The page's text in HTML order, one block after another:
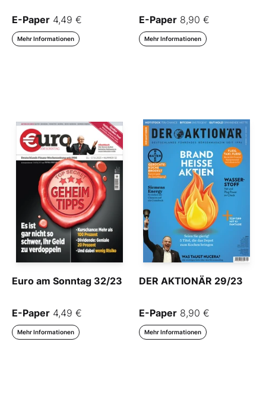
E-Paper 4,49 €
Mehr Informationen
E-Paper 8,90 €
Mehr Informationen
Euro am Sonntag 32/23
E-Paper 4,49 €
Mehr Informationen
DER AKTIONÄR 29/23
E-Paper 8,90 €
Mehr Informationen